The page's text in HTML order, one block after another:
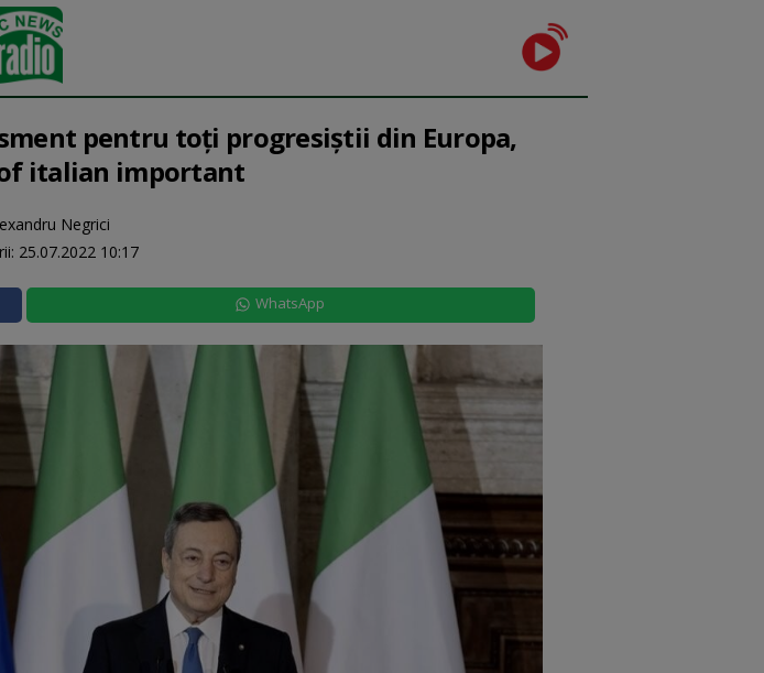
pentru toți progresiştii din Europa,
italian important
Negrici
25.07.2022 10:17
WhatsApp